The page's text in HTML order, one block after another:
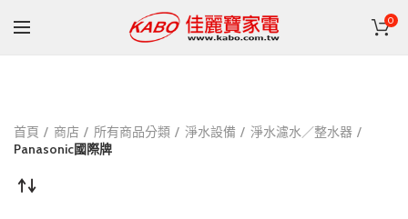
0
首頁 商店 所有商品分類 淨水設備
淨水濾水／整水器
Panasonic國際牌